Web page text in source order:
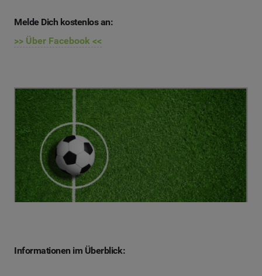
Melde Dich kostenlos an:
>> Über Facebook <<
Informationen im Überblick: